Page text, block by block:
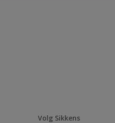
Volg Sikkens